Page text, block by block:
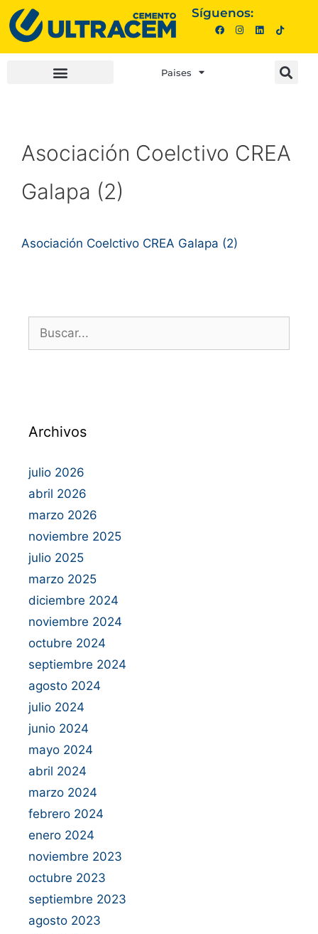
Síguenos:
Paises
Asociación Coelctivo CREA
Galapa (2)
Asociación Coelctivo CREA Galapa (2)
Archivos
julio 2026
abril 2026
marzo 2026
noviembre 2025
julio 2025
marzo 2025
diciembre 2024
noviembre 2024
octubre 2024
septiembre 2024
agosto 2024
julio 2024
junio 2024
mayo 2024
abril 2024
marzo 2024
febrero 2024
enero 2024
noviembre 2023
octubre 2023
septiembre 2023
agosto 2023